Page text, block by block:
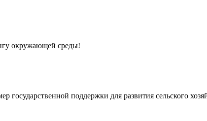
окружающей среды!
государственной поддержки для развития сельского